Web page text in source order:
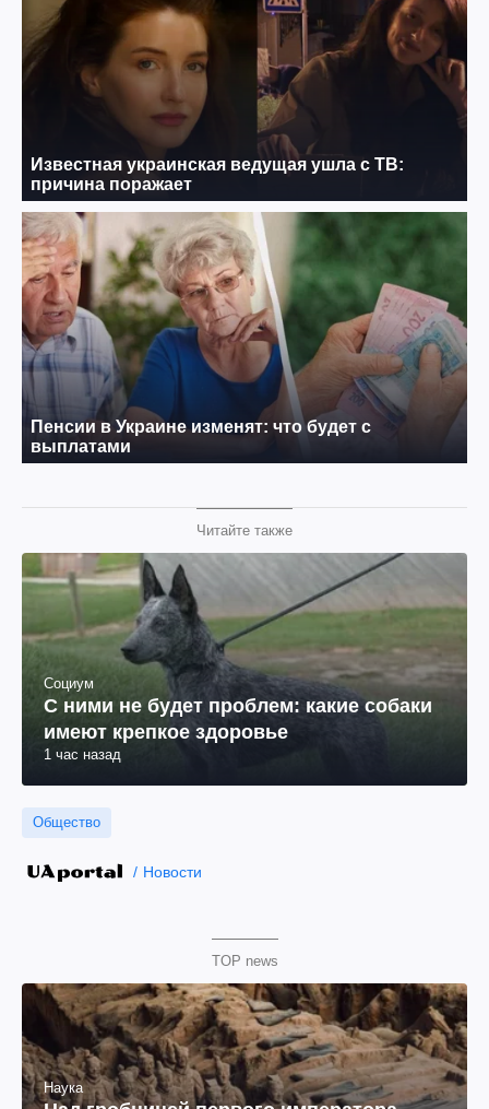
Читайте также
Социум
С ними не будет проблем: какие собаки
имеют крепкое здоровье
1 час назад
Общество
Новости
TOP news
Наука